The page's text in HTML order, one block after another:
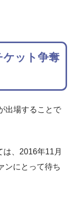
ット争奪
出場することで
は、2016年11月
ンにとって待ち